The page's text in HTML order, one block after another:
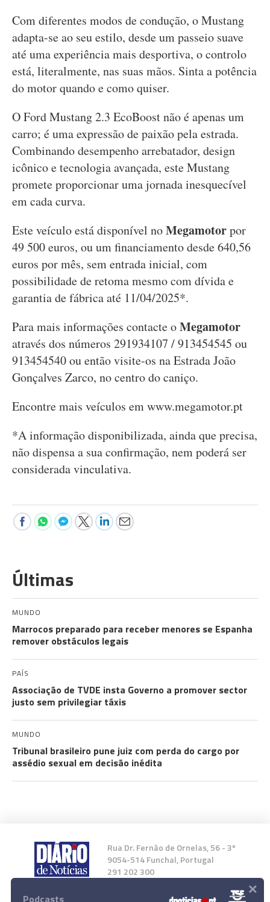
Com diferentes modos de condução, o Mustang
adapta-se ao seu estilo, desde um passeio suave
até uma experiência mais desportiva, o controlo
está, literalmente, nas suas mãos. Sinta a potência
do motor quando e como quiser.
O Ford Mustang 2.3 EcoBoost não é apenas um
carro; é uma expressão de paixão pela estrada.
Combinando desempenho arrebatador, design
icônico e tecnologia avançada, este Mustang
promete proporcionar uma jornada inesquecível
em cada curva.
Este veículo está disponível noMegamotorpor
49 500 euros, ou um financiamento desde 640,56
euros por mês, sem entrada inicial, com
possibilidade de retoma mesmo com dívida e
garantia de fábrica até 11/04/2025*.
Para mais informações contacte oMegamotor
através dos números 291934107 / 913454545 ou
913454540 ou então visite-os na Estrada João
Gonçalves Zarco, no centro do caniço.
Encontre mais veículos em www.megamotor.pt
*A informação disponibilizada, ainda que precisa,
não dispensa a sua confirmação, nem poderá ser
considerada vinculativa.
Últimas
MUNDO
Marrocos preparado para receber menores se Espanha
remover obstáculos legais
PAÍS
Associação de TVDE insta Governo a promover sector
justo sem privilegiar táxis
MUNDO
Tribunal brasileiro pune juiz com perda do cargo por
assédio sexual em decisão inédita
Rua Dr. Fernão de Ornelas, 56 - 3º
9054-514 Funchal, Portugal
291 202 300
Instale a nossa App
Podcasts ×